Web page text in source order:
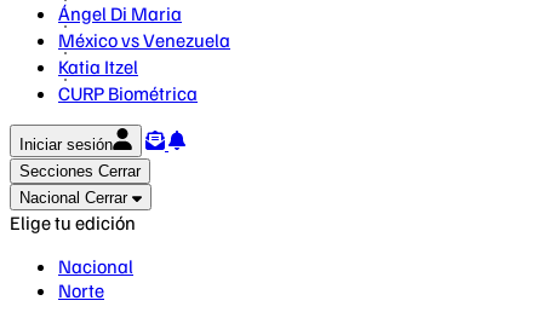
Ángel Di Maria
México vs Venezuela
Katia Itzel
CURP Biométrica
Iniciar sesión
Secciones Cerrar
Nacional Cerrar
Elige tu edición
Nacional
Norte